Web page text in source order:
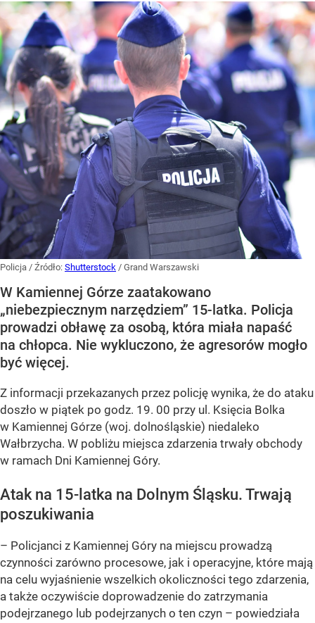
Policja / Źródło: Shutterstock / Grand Warszawski
W Kamiennej Górze zaatakowano
„niebezpiecznym narzędziem” 15-latka. Policja
prowadzi obławę za osobą, która miała napaść
na chłopca. Nie wykluczono, że agresorów mogło
być więcej.
Z informacji przekazanych przez policję wynika, że do ataku
doszło w piątek po godz. 19. 00 przy ul. Księcia Bolka
w Kamiennej Górze (woj. dolnośląskie) niedaleko
Wałbrzycha. W pobliżu miejsca zdarzenia trwały obchody
w ramach Dni Kamiennej Góry.
Atak na 15-latka na Dolnym Śląsku. Trwają
poszukiwania
– Policjanci z Kamiennej Góry na miejscu prowadzą
czynności zarówno procesowe, jak i operacyjne, które mają
na celu wyjaśnienie wszelkich okoliczności tego zdarzenia,
a także oczywiście doprowadzenie do zatrzymania
podejrzanego lub podejrzanych o ten czyn – powiedziała